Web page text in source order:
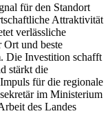
für den Standort
Attraktivität
verlässliche
Ort und beste
Die Investition schafft
stärkt die
für die regionale
im Ministerium
des Landes